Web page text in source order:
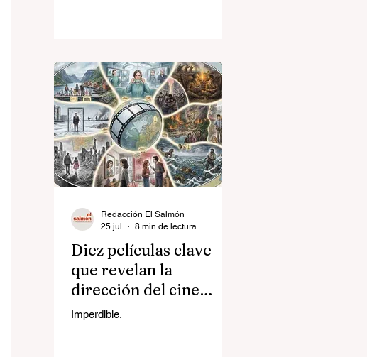
Diez películas clave
que revelan la
dirección del cine
contemporáneo
Imperdible.
Redacción El Salmón
25 jul
8 min de lectura